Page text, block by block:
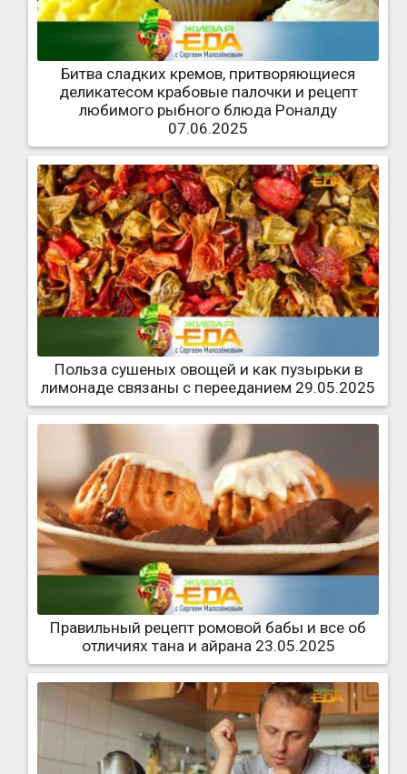
Битва сладких кремов, притворяющиеся
деликатесом крабовые палочки и рецепт
любимого рыбного блюда Роналду
07.06.2025
Польза сушеных овощей и как пузырьки в
лимонаде связаны с перееданием 29.05.2025
Правильный рецепт ромовой бабы и все об
отличиях тана и айрана 23.05.2025